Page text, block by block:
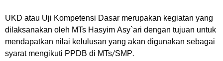
UKD atau Uji Kompetensi Dasar merupakan kegiatan yang
dilaksanakan oleh MTs Hasyim Asy`ari dengan tujuan untuk
mendapatkan nilai kelulusan yang akan digunakan sebagai
syarat mengikuti PPDB di MTs/SMP.